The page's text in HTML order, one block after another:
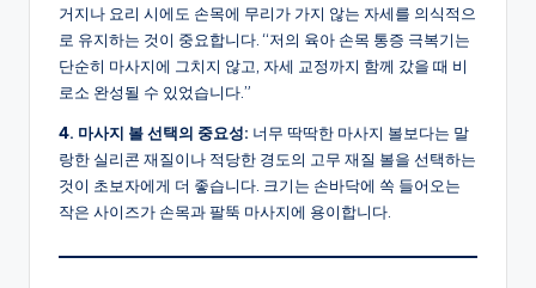
거지나 요리 시에도 손목에 무리가 가지 않는 자세를 의식적으
로 유지하는 것이 중요합니다. “저의 육아 손목 통증 극복기는
단순히 마사지에 그치지 않고, 자세 교정까지 함께 갔을 때 비
로소 완성될 수 있었습니다.”
4. 마사지 볼 선택의 중요성: 너무 딱딱한 마사지 볼보다는 말
랑한 실리콘 재질이나 적당한 경도의 고무 재질 볼을 선택하는
것이 초보자에게 더 좋습니다. 크기는 손바닥에 쏙 들어오는
작은 사이즈가 손목과 팔뚝 마사지에 용이합니다.